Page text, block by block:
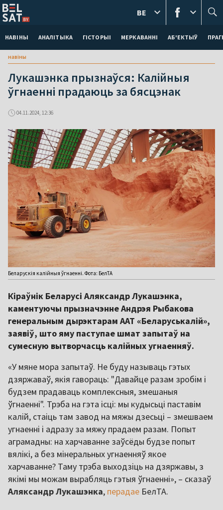
НАВІНЫ АНАЛІТЫКА ГІСТОРЫІ МЕРКАВАННI АБ'ЕКТЫЎ
BE
навіны
Лукашэнка прызнаўся: Калійныя
ўгнаенні прадаюць за бясцэнак
04.11.2024, 12:36
Беларускія калійныя ўгнаенні. Фота: БелТА
Кіраўнік Беларусі Аляксандр Лукашэнка,
каментуючы прызначэнне Андрэя Рыбакова
генеральным дырэктарам ААТ «Беларуськалій»,
заявіў, што яму паступае шмат запытаў на
сумесную вытворчасць калійных угнаенняў.
«У мяне мора запытаў. Не буду называць гэтых
дзяржаваў, якія гавораць: "Давайце разам зробім і
будзем прадаваць комплексныя, змешаныя
ўгнаенні". Трэба на гэта ісці: мы кудысьці паставім
калій, стаіць там завод на мяжы дзесьці – змешваем
угнаенні і адразу за мяжу прадаем разам. Попыт
аграмадны: на харчаванне заўсёды будзе попыт
вялікі, а без мінеральных угнаенняў якое
харчаванне? Таму трэба выходзіць на дзяржавы, з
якімі мы можам вырабляць гэтыя ўгнаенні», – сказаў
Аляксандр Лукашэнка, перадае БелТА.